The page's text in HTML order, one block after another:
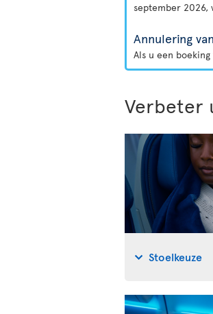
september
Annulering
Als u een
Verbeter
Stoelkeuze